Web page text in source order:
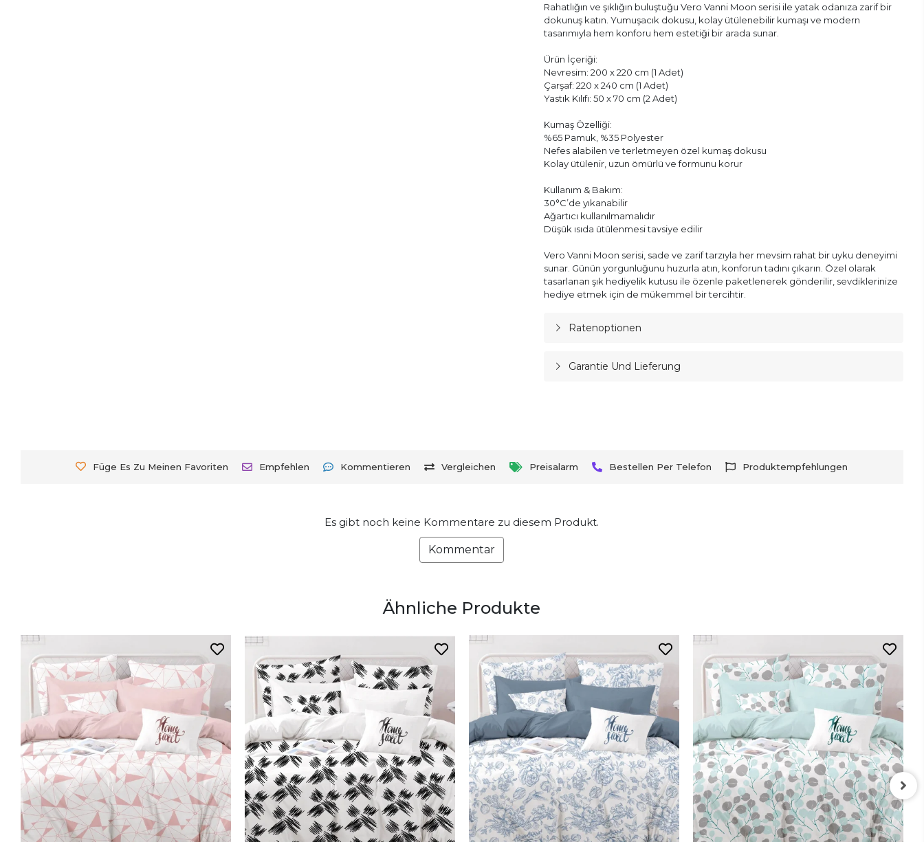
Rahatlığın ve şıklığın buluştuğu Vero Vanni Moon serisi ile yatak odanıza zarif bir
dokunuş katın. Yumuşacık dokusu, kolay ütülenebilir kumaşı ve modern
tasarımıyla hem konforu hem estetiği bir arada sunar.
Ürün İçeriği:
Nevresim: 200 x 220 cm (1 Adet)
Çarşaf: 220 x 240 cm (1 Adet)
Yastık Kılıfı: 50 x 70 cm (2 Adet)
Kumaş Özelliği:
%65 Pamuk, %35 Polyester
Nefes alabilen ve terletmeyen özel kumaş dokusu
Kolay ütülenir, uzun ömürlü ve formunu korur
Kullanım & Bakım:
30°C’de yıkanabilir
Ağartıcı kullanılmamalıdır
Düşük ısıda ütülenmesi tavsiye edilir
Vero Vanni Moon serisi, sade ve zarif tarzıyla her mevsim rahat bir uyku deneyimi
sunar. Günün yorgunluğunu huzurla atın, konforun tadını çıkarın. Özel olarak
tasarlanan şık hediyelik kutusu ile özenle paketlenerek gönderilir, sevdiklerinize
hediye etmek için de mükemmel bir tercihtir.
Ratenoptionen
Garantie Und Lieferung
Füge Es Zu Meinen Favoriten Empfehlen Kommentieren Vergleichen Preisalarm Bestellen Per Telefon Produktempfehlungen
Es gibt noch keine Kommentare zu diesem Produkt.
Kommentar
Ähnliche Produkte